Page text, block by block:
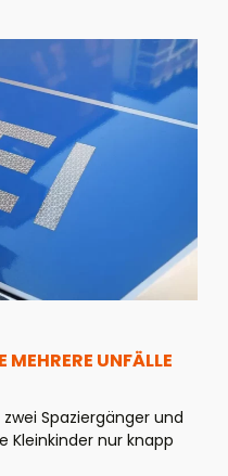
UNFÄLLE
Spaziergänger und
Kleinkinder nur knapp